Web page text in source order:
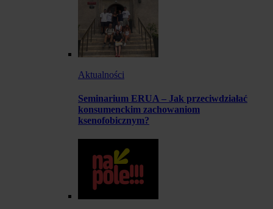
Aktualności
Seminarium ERUA – Jak przeciwdziałać
konsumenckim zachowaniom
ksenofobicznym?